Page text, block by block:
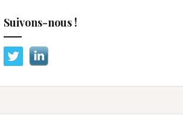
Suivons-nous !